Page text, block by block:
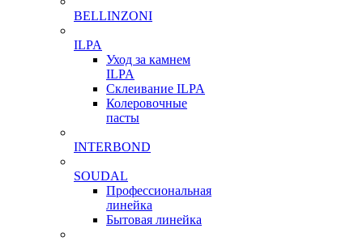
BELLINZONI
ILPA
Уход за камнем
ILPA
Склеивание ILPA
Колеровочные
пасты
INTERBOND
SOUDAL
Профессиональная
линейка
Бытовая линейка